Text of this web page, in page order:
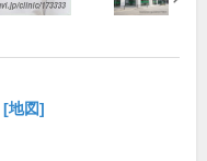
[地図]